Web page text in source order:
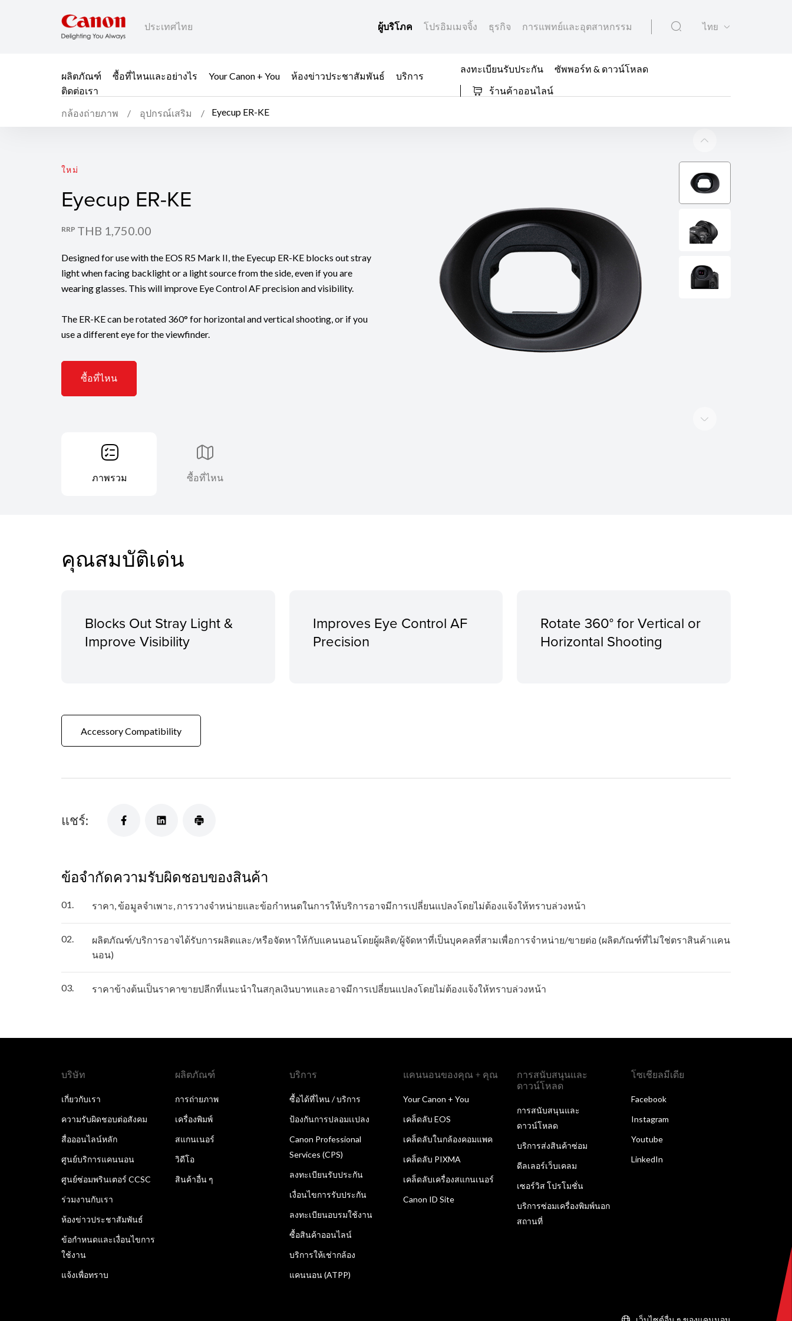
ประเทศไทย ผู้บริโภค โปรอิมเมจจิ้ง ธุรกิจ การแพทย์และอุตสาหกรรม ไทย
ผลิตภัณฑ์ ซื้อที่ไหนและอย่างไร Your Canon + You ห้องข่าวประชาสัมพันธ์
บริการ
ติดต่อเรา
ลงทะเบียนรับประกัน
ซัพพอร์ท & ดาวน์โหลด
ร้านค้าออนไลน์
กล้องถ่ายภาพ อุปกรณ์เสริม Eyecup ER-KE
Eyecup ER-KE
ใหม่
Eyecup ER-KE
RRP THB 1,750.00
Designed for use with the EOS R5 Mark II, the Eyecup ER-KE blocks out stray
light when facing backlight or a light source from the side, even if you are
wearing glasses. This will improve Eye Control AF precision and visibility.
The ER-KE can be rotated 360° for horizontal and vertical shooting, or if you
use a different eye for the viewfinder.
ซื้อที่ไหน
ภาพรวม ซื้อที่ไหน
คุณสมบัติเด่น
Blocks Out Stray Light &
Improve Visibility
Improves Eye Control AF
Precision
Rotate 360° for Vertical or
Horizontal Shooting
Accessory Compatibility
แชร์:
ข้อจำกัดความรับผิดชอบของสินค้า
01. ราคา, ข้อมูลจำเพาะ, การวางจำหน่ายและข้อกำหนดในการให้บริการอาจมีการเปลี่ยนแปลงโดยไม่ต้องแจ้งให้ทราบล่วงหน้า
02.
ผลิตภัณฑ์/บริการอาจได้รับการผลิตและ/หรือจัดหาให้กับแคนนอนโดยผู้ผลิต/ผู้จัดหาที่เป็นบุคคลที่สามเพื่อการจำหน่าย/ขายต่อ (ผลิตภัณฑ์ที่ไม่ใช่ตราสินค้าแคน
นอน)
03. ราคาข้างต้นเป็นราคาขายปลีกที่แนะนำในสกุลเงินบาทและอาจมีการเปลี่ยนแปลงโดยไม่ต้องแจ้งให้ทราบล่วงหน้า
บริษัท
เกี่ยวกับเรา
ความรับผิดชอบต่อสังคม
สื่อออนไลน์หลัก
ศูนย์บริการแคนนอน
ศูนย์ซ่อมพรินเตอร์ CCSC
ร่วมงานกับเรา
ห้องข่าวประชาสัมพันธ์
ข้อกำหนดและเงื่อนไขการ
ใช้งาน
แจ้งเพื่อทราบ
ผลิตภัณฑ์
การถ่ายภาพ
เครื่องพิมพ์
สแกนเนอร์
วิดีโอ
สินค้าอื่น ๆ
บริการ
ซื้อได้ที่ไหน / บริการ
ป้องกันการปลอมเเปลง
Canon Professional
Services (CPS)
ลงทะเบียนรับประกัน
เงื่อนไขการรับประกัน
ลงทะเบียนอบรมใช้งาน
ซื้อสินค้าออนไลน์
บริการให้เช่ากล้อง
แคนนอน (ATPP)
แคนนอนของคุณ + คุณ
Your Canon + You
เคล็ดลับ EOS
เคล็ดลับในกล้องคอมแพค
เคล็ดลับ PIXMA
เคล็ดลับเครื่องสแกนเนอร์
Canon ID Site
การสนับสนุนและ
ดาวน์โหลด
การสนับสนุนและ
ดาวน์โหลด
บริการส่งสินค้าซ่อม
ดีลเลอร์เว็บเคลม
เซอร์วิส โปรโมชั่น
บริการซ่อมเครื่องพิมพ์นอก
สถานที่
โซเชียลมีเดีย
Facebook
Instagram
Youtube
LinkedIn